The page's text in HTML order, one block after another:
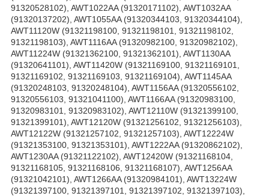
91320528102), AWT1022AA (91320171102), AWT1032AA
(91320137202), AWT1055AA (91320344103, 91320344104),
AWT11120W (91321198100, 91321198101, 91321198102,
91321198103), AWT1116AA (91320982100, 91320982102),
AWT11224W (91321362100, 91321362101), AWT1130AA
(91320641101), AWT11420W (91321169100, 91321169101,
91321169102, 91321169103, 91321169104), AWT1145AA
(91320248103, 91320248104), AWT1156AA (91320556102,
91320556103, 91321041100), AWT1166AA (91320983100,
91320983101, 91320983102), AWT12110W (91321399100,
91321399101), AWT12120W (91321256102, 91321256103),
AWT12122W (91321257102, 91321257103), AWT12224W
(91321353100, 91321353101), AWT1222AA (91320862102),
AWT1230AA (91321122102), AWT12420W (91321168104,
91321168105, 91321168106, 91321168107), AWT1256AA
(91321042101), AWT1266AA (91320984101), AWT13224W
(91321397100, 91321397101, 91321397102, 91321397103),